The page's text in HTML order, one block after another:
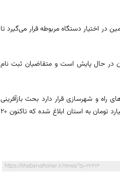
در اختیار دستگاه مربوطه قرار می‌گیرد تا
در حال پایش است و متقاضیان ثبت نام
و شهرسازی قرار دارد بحث بازآفرینی
شهری در دو بخش پروژه‌های زیربنایی و روبنایی است که در قالب ۸۰ پروژه به مبلغ ۳۹ میلیارد تومان به استان ابلاغ شده که تاکنون ۲۰
https://khabarvahonar.ir/news/?p=26413